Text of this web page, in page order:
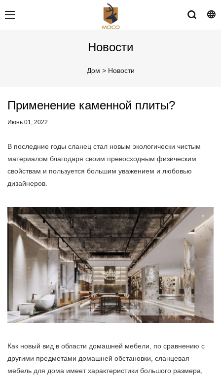
Новости
Дом > Новости
Применение каменной плиты?
Июнь 01, 2022
В последние годы сланец стал новым экологически чистым
материалом благодаря своим превосходным физическим
свойствам и пользуется большим уважением и любовью
дизайнеров.
Как новый вид в области домашней мебели, по сравнению с
другими предметами домашней обстановки, сланцевая
мебель для дома имеет характеристики большого размера,